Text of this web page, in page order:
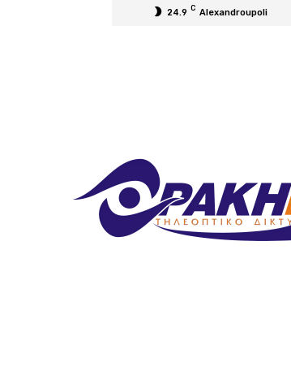
24.9 C Alexandroupoli